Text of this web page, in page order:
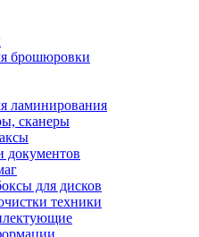
брошюровки
ламинирования
сканеры
документов
для дисков
техники